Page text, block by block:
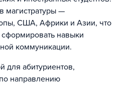
магистратуры —
США, Африки и Азии, что
навыки
коммуникации.
для абитуриентов,
направлению